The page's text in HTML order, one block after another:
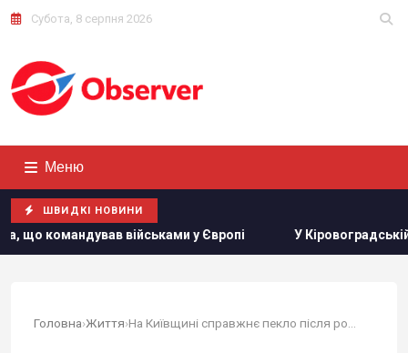
Субота, 8 серпня 2026
Меню
ШВИДКІ НОВИНИ
у Європі У Кіровоградській області розбився
Головна›Життя›